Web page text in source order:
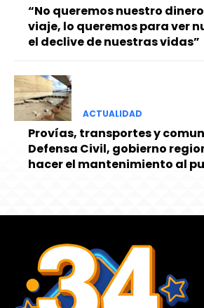
“No queremos nuestro
viaje, lo queremos para ver
el declive de nuestras vidas”
ACTUALIDAD
Provías, transportes y
Defensa Civil, gobierno
hacer el mantenimiento al